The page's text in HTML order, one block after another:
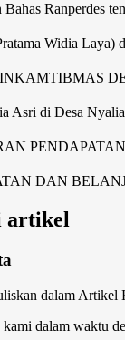
Ranperdes
Widia Laya)
Asri di Desa
DAN
artikel
dalam Artikel
dalam waktu